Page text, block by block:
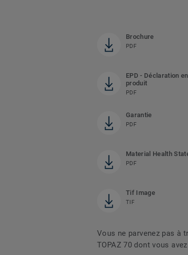
Brochure
PDF
EPD - Déclaration
produit
PDF
Garantie
PDF
Material Health
PDF
Tif Image
TIF
Vous ne parvenez pas à
TOPAZ 70 dont vous